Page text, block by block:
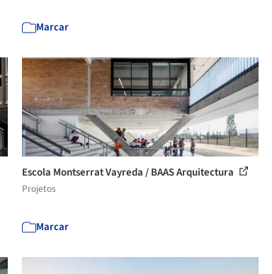
Marcar
Escola Montserrat Vayreda / BAAS Arquitectura
Projetos
Marcar